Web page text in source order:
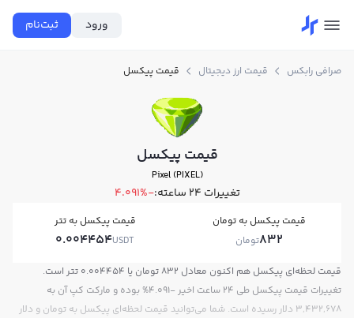
ورود ثبت‌نام
صرافی رابکس قیمت ارز دیجیتال قیمت پیکسل
قیمت پیکسل
Pixel (PIXEL)
تغییرات ۲۴ ساعته: -4.091%
قیمت پیکسل به تومان
832تومان
قیمت پیکسل به تتر
0.004454USDT
قیمت لحظه‌ای پیکسل هم اکنون معادل 832 تومان یا 0.004454 تتر است.
تغییرات قیمت پیکسل طی 24 ساعت اخیر -4.091% بوده و مارکت کپ آن به
3,432,678 دلار رسیده است. شما می‌توانید قیمت لحظه‌ای پیکسل به تومان و دلار